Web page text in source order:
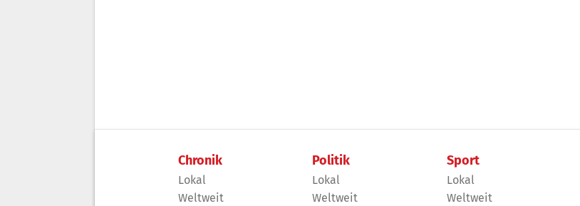
Chronik
Lokal
Weltweit
Politik
Lokal
Weltweit
Sport
Lokal
Weltweit